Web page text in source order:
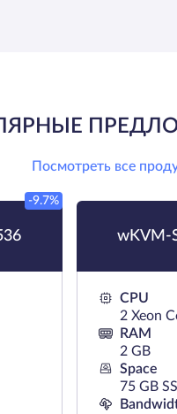
Посмотреть все
-9.7%
wKVM-
CPU
2 Xeon
RAM
2 GB
Space
75 GB